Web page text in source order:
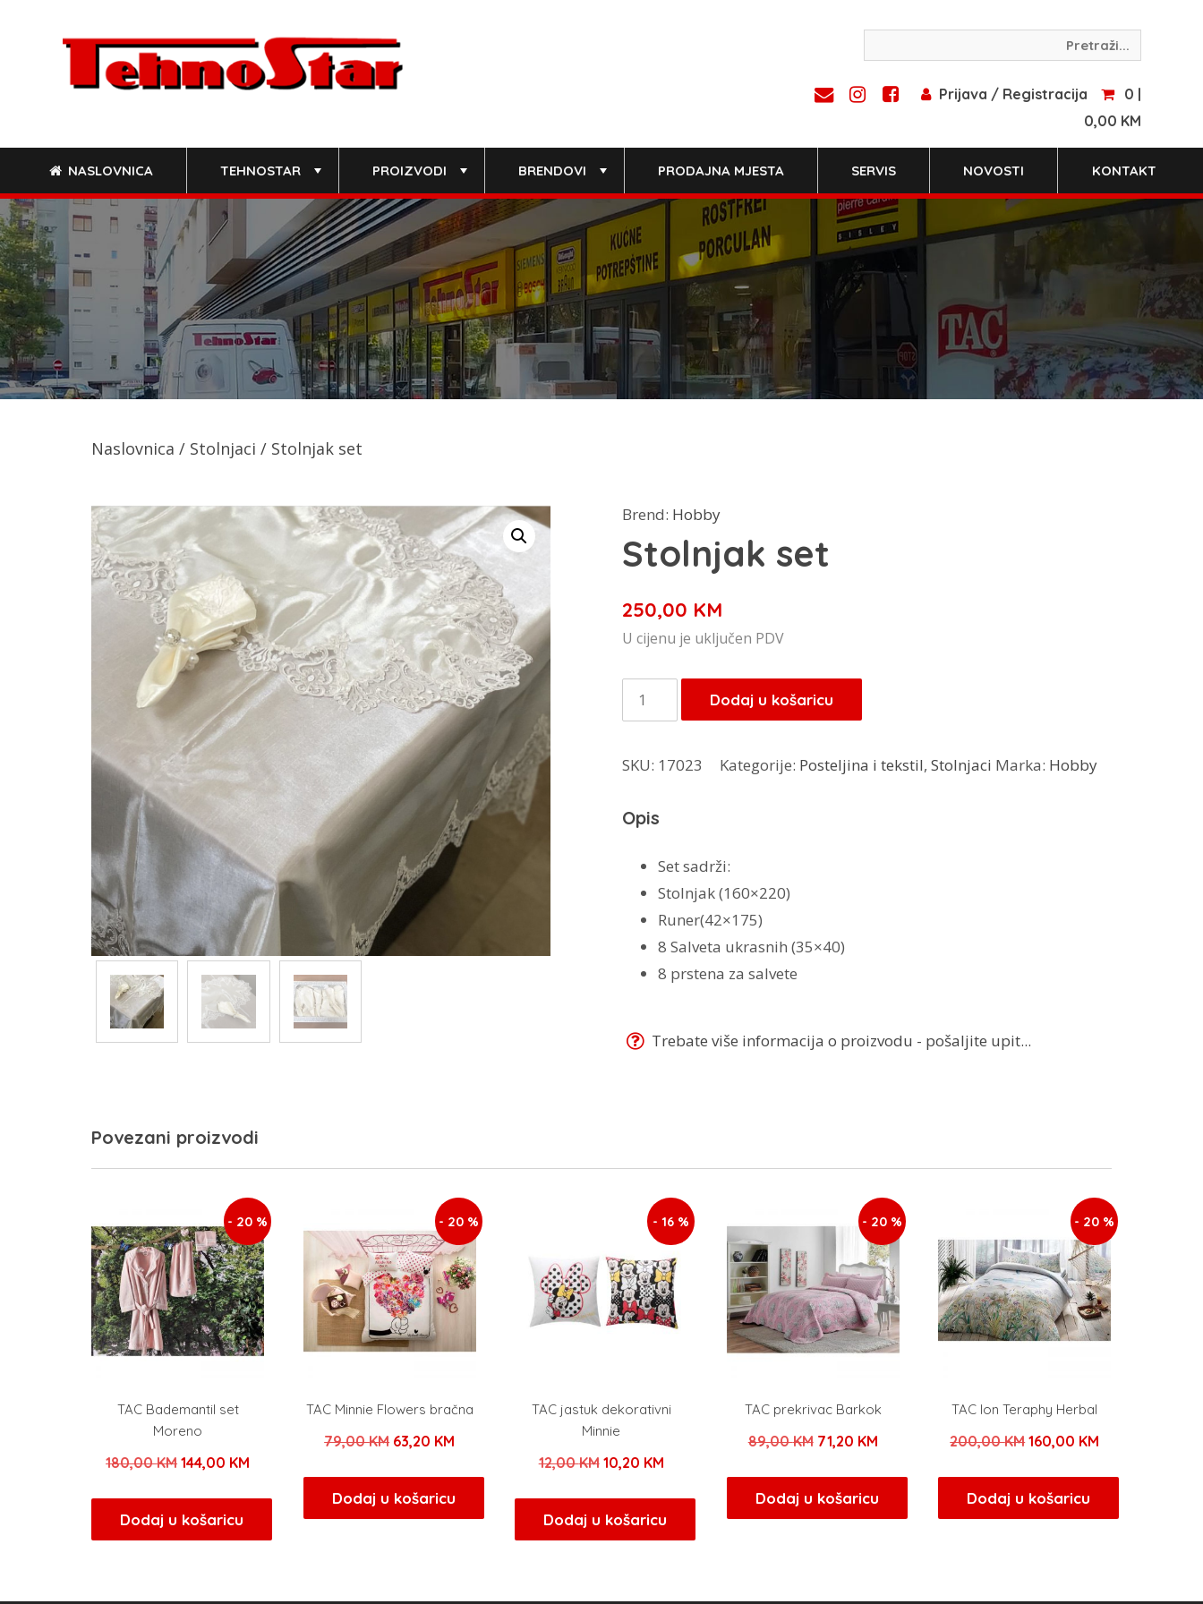
Prijava / Registracija
0 |
0,00 KM
NASLOVNICA TEHNOSTAR PROIZVODI BRENDOVI PRODAJNA MJESTA SERVIS NOVOSTI KONTAKT
Naslovnica / Stolnjaci / Stolnjak set
Brend: Hobby
Stolnjak set
250,00 KM
U cijenu je uključen PDV
Stolnjak
set
Dodaj u košaricu
SKU: 17023 Kategorije: Posteljina i tekstil, Stolnjaci Marka: Hobby
Opis
Set sadrži:
Stolnjak (160×220)
Runer(42×175)
8 Salveta ukrasnih (35×40)
8 prstena za salvete
Trebate više informacija o proizvodu - pošaljite upit...
Povezani proizvodi
- 20 %
TAC Bademantil set
Moreno
180,00KM Izvorna
bila
je:
144,00 KM
144,00 KM.
Dodaj u košaricu
- 20 %
TAC Minnie Flowers bračna
79,00KM Izvorna
bila
je:
63,20 KM
je:
63,20 KM.
Dodaj u košaricu
- 16 %
TAC jastuk dekorativni
Minnie
12,00KM Izvorna
bila
je:
10,20 KMTrenutna
je:
10,20 KM.
Dodaj u košaricu
- 20 %
TAC prekrivac Barkok
89,00KM Izvorna
bila
je:
71,20 KMTrenutna
je:
71,20 KM.
Dodaj u košaricu
- 20 %
TAC Ion Teraphy Herbal
200,00KMIzvorna
bila
je:
160,00 KM
160,00 KM.
Dodaj u košaricu